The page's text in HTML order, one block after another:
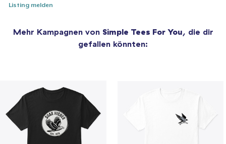
Listing melden
Mehr Kampagnen von Simple Tees For You, die dir
gefallen könnten: